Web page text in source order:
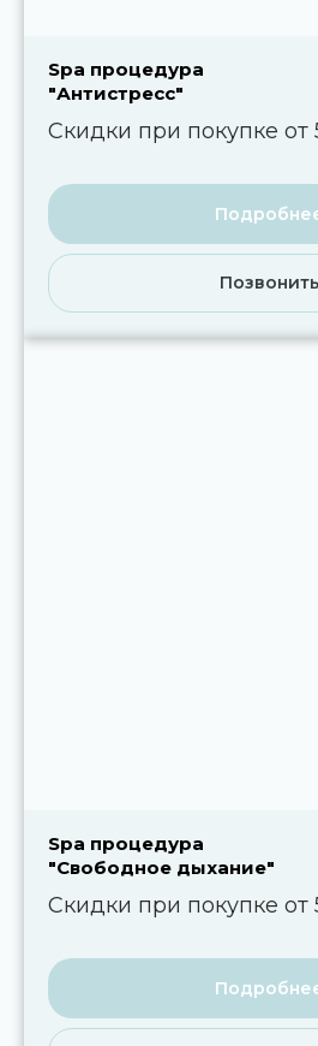
Spa процедура
"Антистресс"
Скидки при покупке
Позвонить
Spa процедура
"Свободное дыхание"
Скидки при покупке